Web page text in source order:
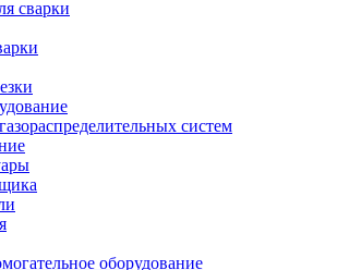
сварки
систем
оборудование